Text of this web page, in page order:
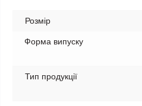
Розмір
Форма випуску
Тип продукції